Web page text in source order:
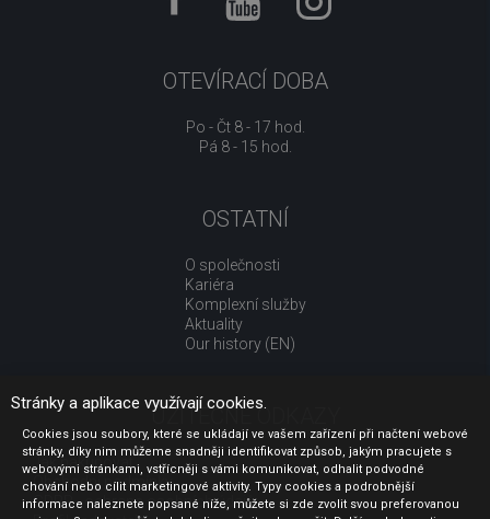
OTEVÍRACÍ DOBA
Po - Čt 8 - 17 hod.
Pá 8 - 15 hod.
OSTATNÍ
O společnosti
Kariéra
Komplexní služby
Aktuality
Our history (EN)
UŽITEČNÉ ODKAZY
Jak nakupovat
Obchodní podmínky
GDPR - ochrana osobních údajů
Stránky a aplikace využívají cookies.
Cookies jsou soubory, které se ukládají ve vašem zařízení při načtení webové
stránky, díky nim můžeme snadněji identifikovat způsob, jakým pracujete s
webovými stránkami, vstřícněji s vámi komunikovat, odhalit podvodné
chování nebo cílit marketingové aktivity. Typy cookies a podrobnější
informace naleznete popsané níže, můžete si zde zvolit svou preferovanou